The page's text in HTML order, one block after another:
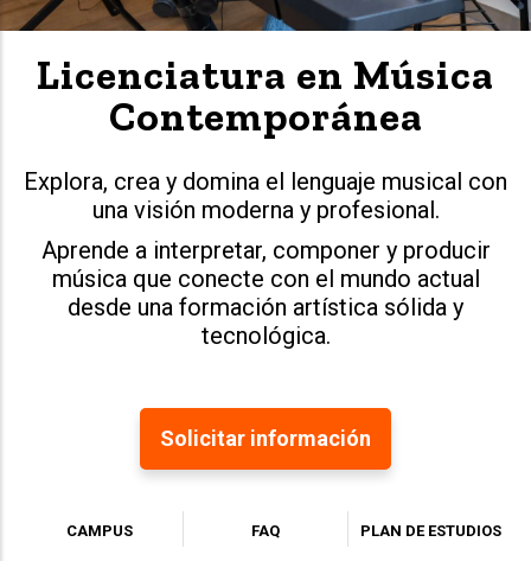
Licenciatura en Música
Contemporánea
Explora, crea y domina el lenguaje musical con
una visión moderna y profesional.
Aprende a interpretar, componer y producir
música que conecte con el mundo actual
desde una formación artística sólida y
tecnológica.
Solicitar información
CAMPUS FAQ PLAN DE ESTUDIOS